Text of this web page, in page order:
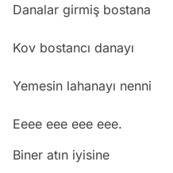
Danalar girmiş bostana
Kov bostancı danayı
Yemesin lahanayı nenni
Eeee eee eee eee.
Biner atın iyisine